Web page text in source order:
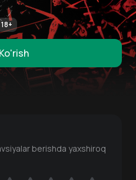
18+
Ko'rish
berishda yaxshiroq